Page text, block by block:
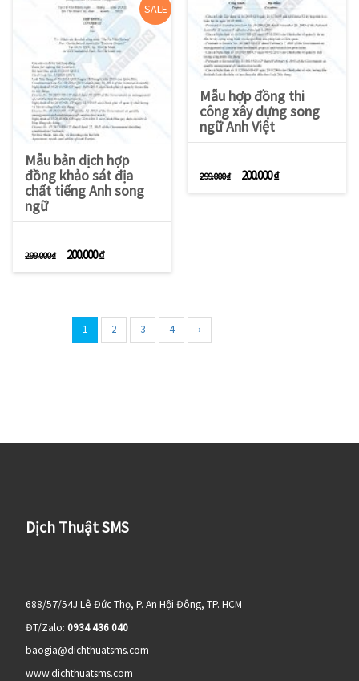
Mẫu hợp đồng thi
công xây dựng song
ngữ Anh Việt
299.000₫ Giá gốc là: 299.000 ₫.
200.000₫
Mẫu bản dịch hợp
đồng khảo sát địa
chất tiếng Anh song
ngữ
299.000₫ Giá gốc là: 299.000 ₫.
200.000₫
SALE
1 2 3 4 ›
Dịch Thuật SMS
688/57/54J Lê Đức Thọ, P. An Hội Đông, TP. HCM
ĐT/Zalo: 0934 436 040
baogia@dichthuatsms.com
www.dichthuatsms.com